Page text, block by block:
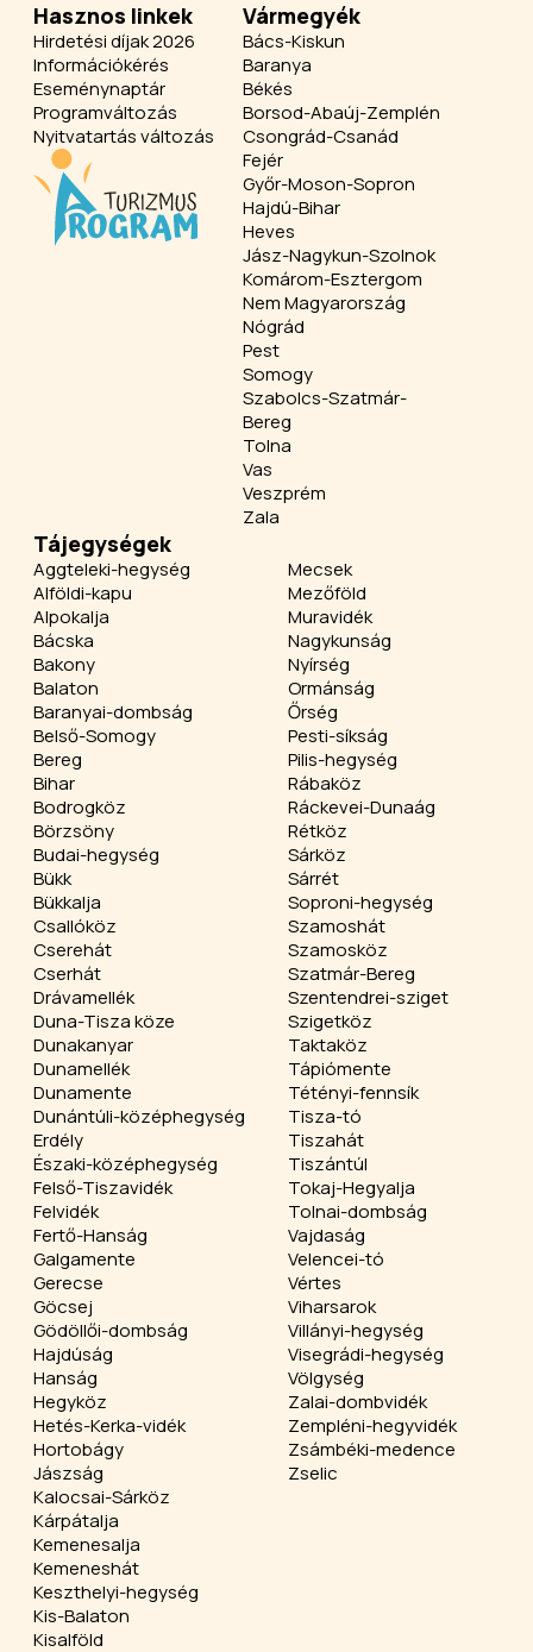
Hasznos linkek
Hirdetési díjak 2026
Információkérés
Eseménynaptár
Programváltozás
Nyitvatartás változás
Vármegyék
Bács-Kiskun
Baranya
Békés
Borsod-Abaúj-Zemplén
Csongrád-Csanád
Fejér
Győr-Moson-Sopron
Hajdú-Bihar
Heves
Jász-Nagykun-Szolnok
Komárom-Esztergom
Nem Magyarország
Nógrád
Pest
Somogy
Szabolcs-Szatmár-
Bereg
Tolna
Vas
Veszprém
Zala
Tájegységek
Aggteleki-hegység
Alföldi-kapu
Alpokalja
Bácska
Bakony
Balaton
Baranyai-dombság
Belső-Somogy
Bereg
Bihar
Bodrogköz
Börzsöny
Budai-hegység
Bükk
Bükkalja
Csallóköz
Cserehát
Cserhát
Drávamellék
Duna-Tisza köze
Dunakanyar
Dunamellék
Dunamente
Dunántúli-középhegység
Erdély
Északi-középhegység
Felső-Tiszavidék
Felvidék
Fertő-Hanság
Galgamente
Gerecse
Göcsej
Gödöllői-dombság
Hajdúság
Hanság
Hegyköz
Hetés-Kerka-vidék
Hortobágy
Jászság
Kalocsai-Sárköz
Kárpátalja
Kemenesalja
Kemeneshát
Keszthelyi-hegység
Kis-Balaton
Kisalföld
Mecsek
Mezőföld
Muravidék
Nagykunság
Nyírség
Ormánság
Őrség
Pesti-síkság
Pilis-hegység
Rábaköz
Ráckevei-Dunaág
Rétköz
Sárköz
Sárrét
Soproni-hegység
Szamoshát
Szamosköz
Szatmár-Bereg
Szentendrei-sziget
Szigetköz
Taktaköz
Tápiómente
Tétényi-fennsík
Tisza-tó
Tiszahát
Tiszántúl
Tokaj-Hegyalja
Tolnai-dombság
Vajdaság
Velencei-tó
Vértes
Viharsarok
Villányi-hegység
Visegrádi-hegység
Völgység
Zalai-dombvidék
Zempléni-hegyvidék
Zsámbéki-medence
Zselic